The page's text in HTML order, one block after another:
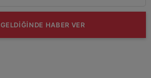
GELDİĞİNDE HABER VER